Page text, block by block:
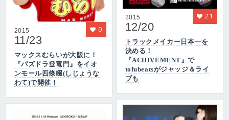
2015
11/23
マックスむらいが大阪に！
『パズドラ登竜門』をイオ
ンモール四條畷(しじょうな
わて)で開催！
0
2015
12/20
トラックメイカー日本一を
決める！
『ACHIVEMENT』で
tofubeatsがジャッジ＆ライ
ブも
21